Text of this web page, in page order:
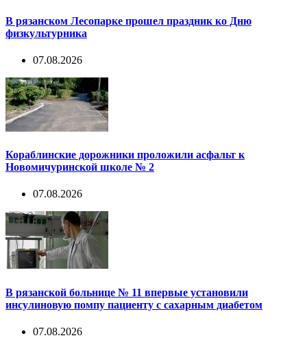
В рязанском Лесопарке прошел праздник ко Дню
физкультурника
07.08.2026
Кораблинские дорожники проложили асфальт к
Новомичуринской школе № 2
07.08.2026
В рязанской больнице № 11 впервые установили
инсулиновую помпу пациенту с сахарным диабетом
07.08.2026